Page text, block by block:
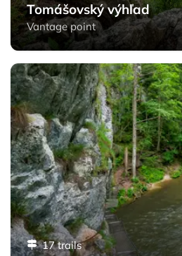
Tomášovský výhľad
Vantage point
Prielom Hornádu - Slovak Paradise
17 trails